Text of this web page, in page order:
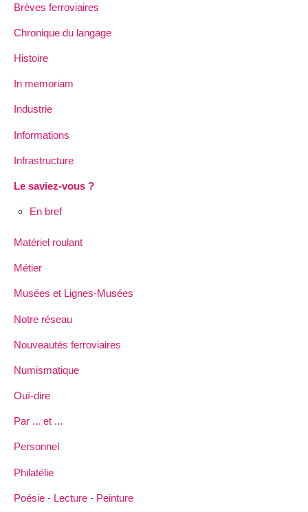
Brèves ferroviaires
Chronique du langage
Histoire
In memoriam
Industrie
Informations
Infrastructure
Le saviez-vous ?
En bref
Matériel roulant
Métier
Musées et Lignes-Musées
Notre réseau
Nouveautés ferroviaires
Numismatique
Ouï-dire
Par ... et ...
Personnel
Philatélie
Poésie - Lecture - Peinture